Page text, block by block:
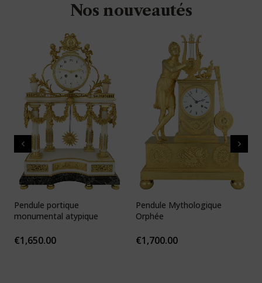
Nos nouveautés
Pendule portique
monumental atypique
€1,650.00
Pendule Mythologique
Orphée
€1,700.00